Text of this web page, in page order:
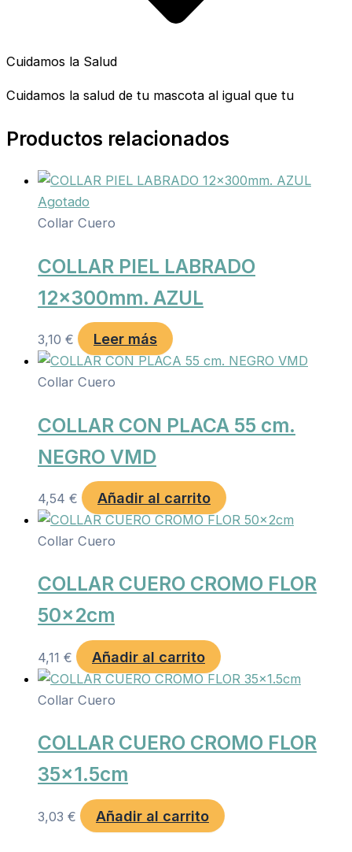
Cuidamos la Salud
Cuidamos la salud de tu mascota al igual que tu
Productos relacionados
Agotado
Collar Cuero
COLLAR PIEL LABRADO
12x300mm. AZUL
3,10 € Leer más
Collar Cuero
COLLAR CON PLACA 55 cm.
NEGRO VMD
4,54 € Añadir al carrito
Collar Cuero
COLLAR CUERO CROMO FLOR
50x2cm
4,11 € Añadir al carrito
Collar Cuero
COLLAR CUERO CROMO FLOR
35×1.5cm
3,03 € Añadir al carrito